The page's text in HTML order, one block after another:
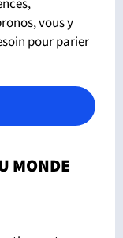
vous y
pour parier
MONDE